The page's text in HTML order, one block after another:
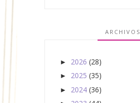
ARCHIVOS
► 2026 (28)
► 2025 (35)
► 2024 (36)